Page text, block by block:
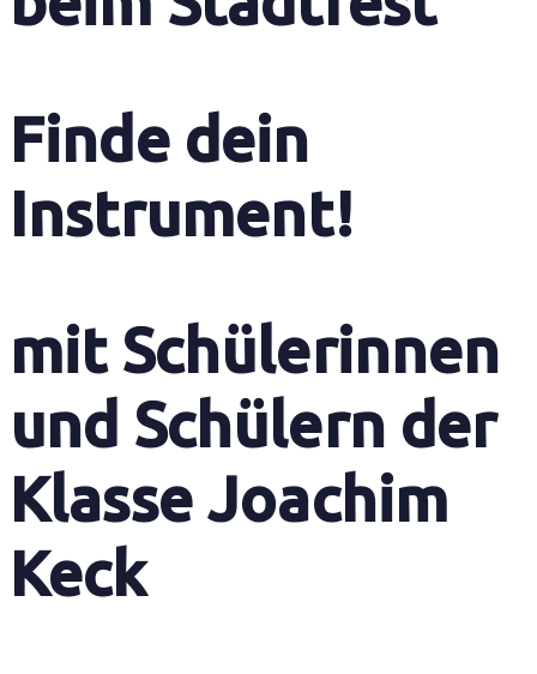
Finde dein
Instrument!
mit Schülerinnen
und Schülern der
Klasse Joachim
Keck